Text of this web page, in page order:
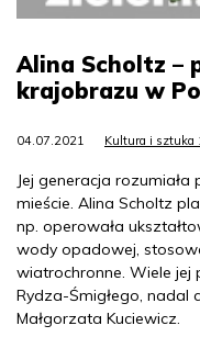
Alina Scholtz –
krajobrazu w
04.07.2021 Kultura i
Jej generacja
mieście. Alina Scholtz
np. operowała
wody opadowej,
wiatrochronne. Wiele jej
Rydza-Śmigłego, nadal
Małgorzata Kuciewicz.